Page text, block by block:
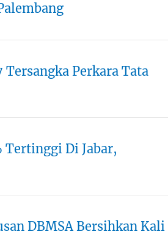
Tersangka Perkara Tata
Tertinggi Di Jabar,
DBMSA Bersihkan Kali